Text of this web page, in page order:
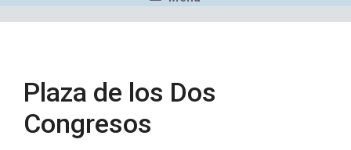
Plaza de los Dos
Congresos